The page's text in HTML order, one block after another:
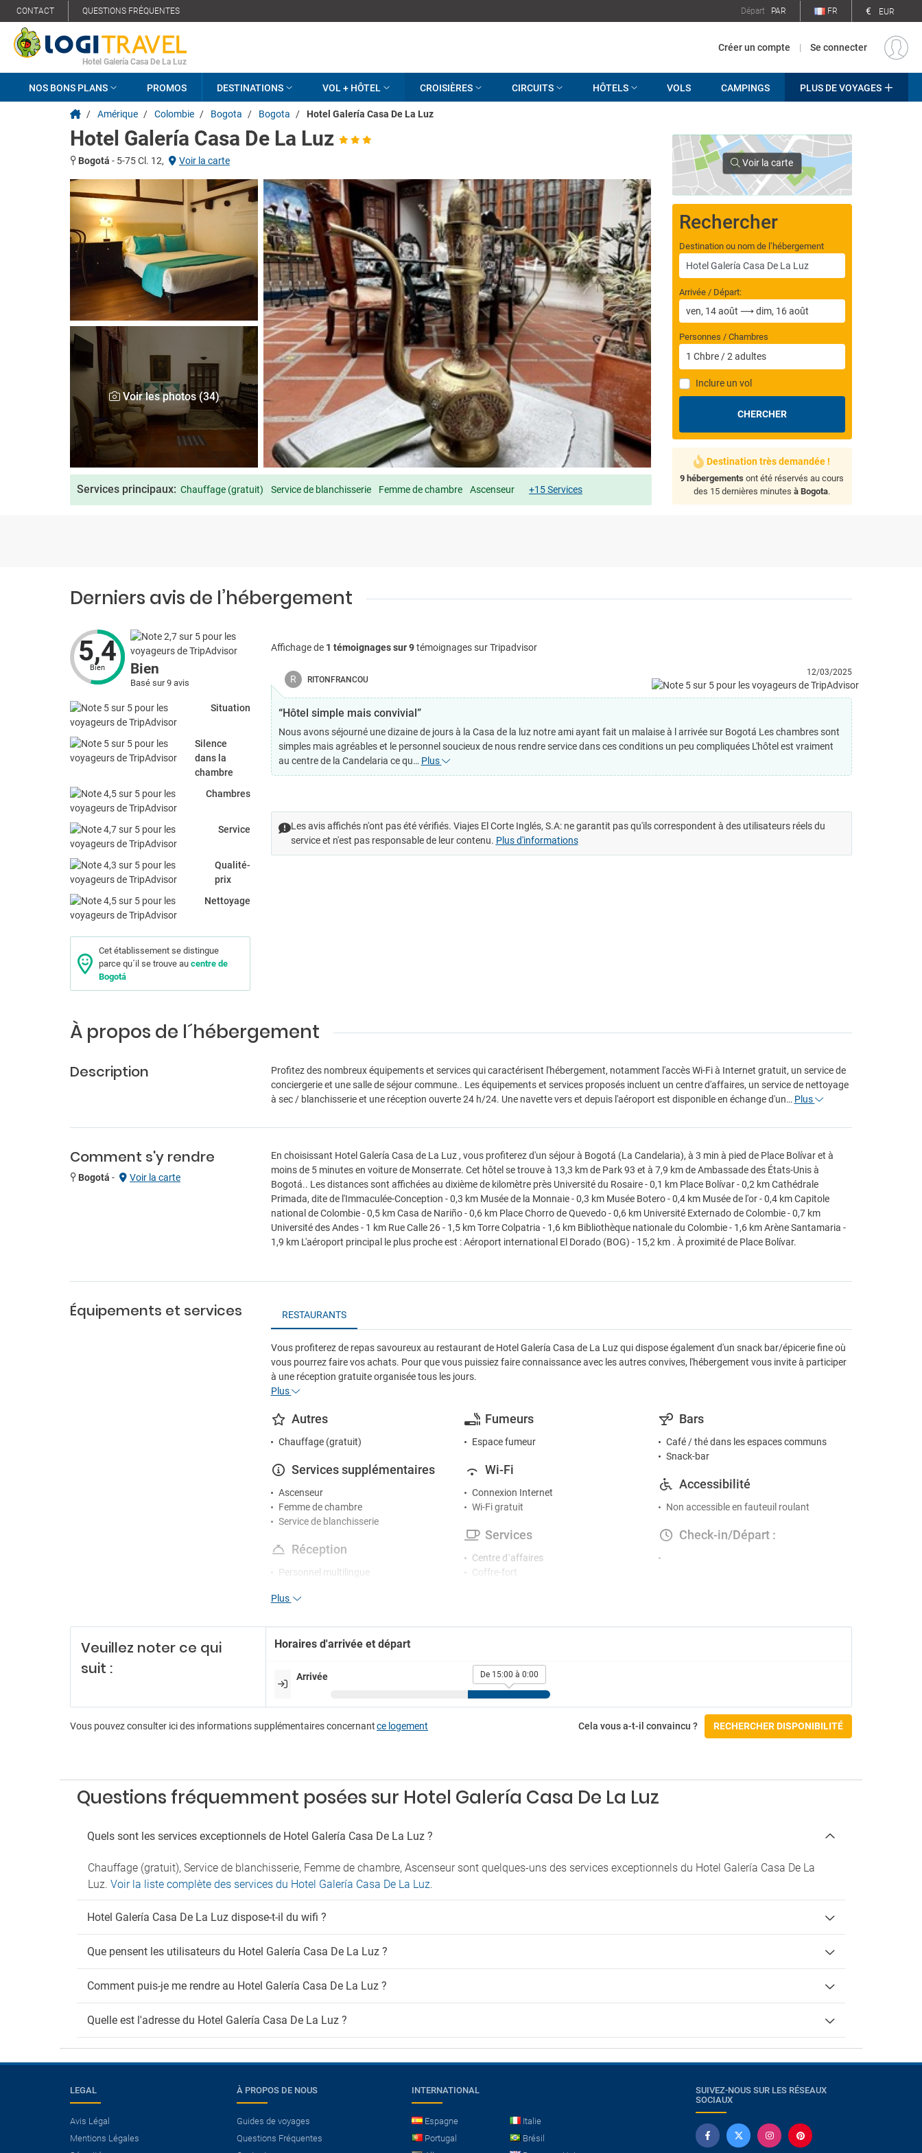
CONTACT QUESTIONS FRÉQUENTES Départ PAR FR € EUR
Hotel Galería Casa De La Luz
Créer un compte | Se connecter
NOS BONS PLANS PROMOS DESTINATIONS VOL + HÔTEL CROISIÈRES CIRCUITS HÔTELS VOLS CAMPINGS PLUS DE VOYAGES
/ Amérique / Colombie / Bogota / Bogota / Hotel Galería Casa De La Luz
Hotel Galería Casa De La Luz
Bogotá - 5-75 Cl. 12, Voir la carte
Voir les photos (34)
Services principaux: Chauffage (gratuit) Service de blanchisserie Femme de chambre Ascenseur +15 Services
Voir la carte
Rechercher
Destination ou nom de l’hébergement
Arrivée / Départ:
Personnes / Chambres
1 Chbre /2 adultes
Inclure un vol
CHERCHER
Destination très demandée !
9 hébergements ont été réservés au cours
des 15 dernières minutesà Bogota.
Derniers avis de l’hébergement
5,4
Bien Bien
Basé sur 9 avis
Situation
Silence
dans la
chambre
Chambres
Service
Qualité-
prix
Nettoyage
Cet établissement se distingue
parce qu´il se trouve au centre de
Bogotá
Affichage de 1 témoignages sur 9témoignages sur Tripadvisor
R RITONFRANCOU
12/03/2025
“Hôtel simple mais convivial”
Nous avons séjourné une dizaine de jours à la Casa de la luz notre ami ayant fait un malaise à l arrivée sur Bogotá Les chambres sont
simples mais agréables et le personnel soucieux de nous rendre service dans ces conditions un peu compliquées L'hôtel est vraiment
au centre de la Candelaria ce qu… Plus
Les avis affichés n'ont pas été vérifiés. Viajes El Corte Inglés, S.A: ne garantit pas qu'ils correspondent à des utilisateurs réels du
service et n'est pas responsable de leur contenu. Plus d'informations
À propos de l´hébergement
Description
Profitez des nombreux équipements et services qui caractérisent l'hébergement, notamment l'accès Wi-Fi à Internet gratuit, un service de
conciergerie et une salle de séjour commune.. Les équipements et services proposés incluent un centre d'affaires, un service de nettoyage
à sec / blanchisserie et une réception ouverte 24 h/24. Une navette vers et depuis l'aéroport est disponible en échange d'un… Plus
Comment s'y rendre
Bogotá - Voir la carte
En choisissant Hotel Galería Casa de La Luz , vous profiterez d'un séjour à Bogotá (La Candelaria), à 3 min à pied de Place Bolívar et à
moins de 5 minutes en voiture de Monserrate. Cet hôtel se trouve à 13,3 km de Park 93 et à 7,9 km de Ambassade des États-Unis à
Bogotá.. Les distances sont affichées au dixième de kilomètre près Université du Rosaire - 0,1 km Place Bolívar - 0,2 km Cathédrale
Primada, dite de l'Immaculée-Conception - 0,3 km Musée de la Monnaie - 0,3 km Musée Botero - 0,4 km Musée de l'or - 0,4 km Capitole
national de Colombie - 0,5 km Casa de Nariño - 0,6 km Place Chorro de Quevedo - 0,6 km Université Externado de Colombie - 0,7 km
Université des Andes - 1 km Rue Calle 26 - 1,5 km Torre Colpatria - 1,6 km Bibliothèque nationale du Colombie - 1,6 km Arène Santamaria -
1,9 km L'aéroport principal le plus proche est : Aéroport international El Dorado (BOG) - 15,2 km . À proximité de Place Bolívar.
Équipements et services RESTAURANTS
Vous profiterez de repas savoureux au restaurant de Hotel Galería Casa de La Luz qui dispose également d'un snack bar/épicerie fine où
vous pourrez faire vos achats. Pour que vous puissiez faire connaissance avec les autres convives, l'hébergement vous invite à participer
à une réception gratuite organisée tous les jours.
Plus
Autres
Chauffage (gratuit)
Services supplémentaires
Ascenseur
Femme de chambre
Service de blanchisserie
Réception
Personnel multilingue
Service de conciergerie
Fumeurs
Espace fumeur
Wi-Fi
Connexion Internet
Wi-Fi gratuit
Services
Centre d´affaires
Coffre-fort
Toilettes publiques
Bars
Café / thé dans les espaces communs
Snack-bar
Accessibilité
Non accessible en fauteuil roulant
Check-in/Départ :
Plus
Veuillez noter ce qui
suit :
Horaires d'arrivée et départ
Arrivée De 15:00 à 0:00
Vous pouvez consulter ici des informations supplémentaires concernantce logement Cela vous a-t-il convaincu ? RECHERCHER DISPONIBILITÉ
Questions fréquemment posées sur Hotel Galería Casa De La Luz
Quels sont les services exceptionnels de Hotel Galería Casa De La Luz ?
Chauffage (gratuit), Service de blanchisserie, Femme de chambre, Ascenseur sont quelques-uns des services exceptionnels du Hotel Galería Casa De La
Luz. Voir la liste complète des services du Hotel Galería Casa De La Luz.
Hotel Galería Casa De La Luz dispose-t-il du wifi ?
Que pensent les utilisateurs du Hotel Galería Casa De La Luz ?
Comment puis-je me rendre au Hotel Galería Casa De La Luz ?
Quelle est l'adresse du Hotel Galería Casa De La Luz ?
Avez-vous besoin d’un
LEGAL
Avis Légal
Mentions Légales
À PROPOS DE NOUS
Guides de voyages
Questions Fréquentes
INTERNATIONAL
Espagne
Italie
Portugal
Brésil
SUIVEZ-NOUS SUR LES RÉSEAUX
SOCIAUX